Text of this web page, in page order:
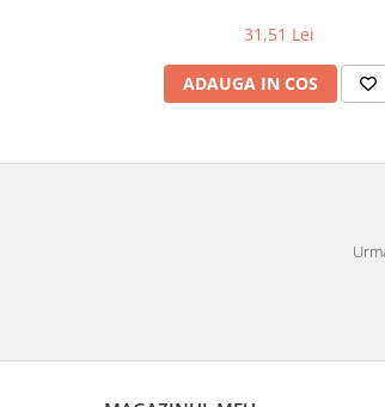
31,51 Lei
ADAUGA IN COS